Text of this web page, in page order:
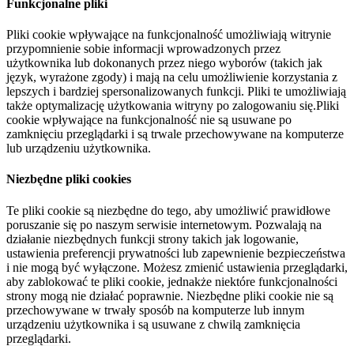
Funkcjonalne pliki
Pliki cookie wpływające na funkcjonalność umożliwiają witrynie
przypomnienie sobie informacji wprowadzonych przez
użytkownika lub dokonanych przez niego wyborów (takich jak
język, wyrażone zgody) i mają na celu umożliwienie korzystania z
lepszych i bardziej spersonalizowanych funkcji. Pliki te umożliwiają
także optymalizację użytkowania witryny po zalogowaniu się.Pliki
cookie wpływające na funkcjonalność nie są usuwane po
zamknięciu przeglądarki i są trwale przechowywane na komputerze
lub urządzeniu użytkownika.
Niezbędne pliki cookies
Te pliki cookie są niezbędne do tego, aby umożliwić prawidłowe
poruszanie się po naszym serwisie internetowym. Pozwalają na
działanie niezbędnych funkcji strony takich jak logowanie,
ustawienia preferencji prywatności lub zapewnienie bezpieczeństwa
i nie mogą być wyłączone. Możesz zmienić ustawienia przeglądarki,
aby zablokować te pliki cookie, jednakże niektóre funkcjonalności
strony mogą nie działać poprawnie. Niezbędne pliki cookie nie są
przechowywane w trwały sposób na komputerze lub innym
urządzeniu użytkownika i są usuwane z chwilą zamknięcia
przeglądarki.